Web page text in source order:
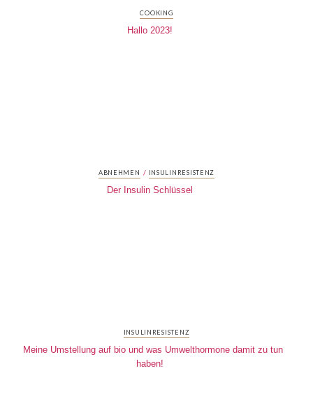
COOKING
Hallo 2023!
ABNEHMEN / INSULINRESISTENZ
Der Insulin Schlüssel
INSULINRESISTENZ
Meine Umstellung auf bio und was Umwelthormone damit zu tun
haben!